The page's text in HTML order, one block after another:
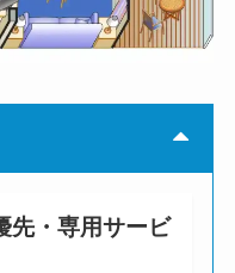
先・専用サービ